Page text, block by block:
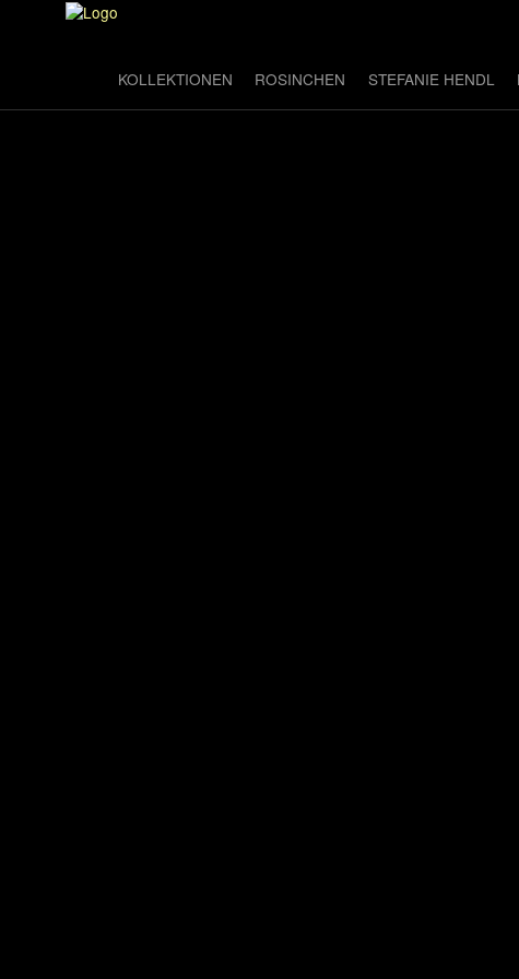
KOLLEKTIONEN ROSINCHEN STEFANIE HENDL